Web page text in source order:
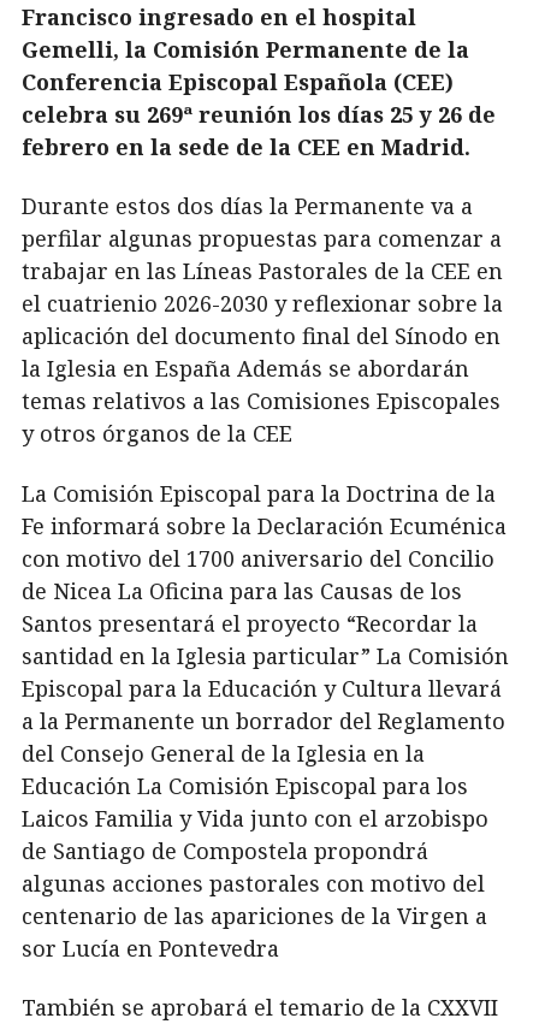
Francisco ingresado en el hospital
Gemelli, la Comisión Permanente de la
Conferencia Episcopal Española (CEE)
celebra su 269ª reunión los días 25 y 26 de
febrero en la sede de la CEE en Madrid.
Durante estos dos días la Permanente va a
perfilar algunas propuestas para comenzar a
trabajar en las Líneas Pastorales de la CEE en
el cuatrienio 2026-2030 y reflexionar sobre la
aplicación del documento final del Sínodo en
la Iglesia en España Además se abordarán
temas relativos a las Comisiones Episcopales
y otros órganos de la CEE
La Comisión Episcopal para la Doctrina de la
Fe informará sobre la Declaración Ecuménica
con motivo del 1700 aniversario del Concilio
de Nicea La Oficina para las Causas de los
Santos presentará el proyecto “Recordar la
santidad en la Iglesia particular” La Comisión
Episcopal para la Educación y Cultura llevará
a la Permanente un borrador del Reglamento
del Consejo General de la Iglesia en la
Educación La Comisión Episcopal para los
Laicos Familia y Vida junto con el arzobispo
de Santiago de Compostela propondrá
algunas acciones pastorales con motivo del
centenario de las apariciones de la Virgen a
sor Lucía en Pontevedra
También se aprobará el temario de la CXXVII